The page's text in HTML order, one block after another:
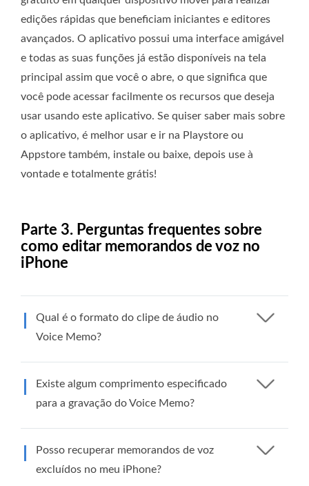
edições rápidas que beneficiam iniciantes e editores
avançados. O aplicativo possui uma interface amigável
e todas as suas funções já estão disponíveis na tela
principal assim que você o abre, o que significa que
você pode acessar facilmente os recursos que deseja
usar usando este aplicativo. Se quiser saber mais sobre
o aplicativo, é melhor usar e ir na Playstore ou
Appstore também, instale ou baixe, depois use à
vontade e totalmente grátis!
Parte 3. Perguntas frequentes sobre
como editar memorandos de voz no
iPhone
Qual é o formato do clipe de áudio no
Voice Memo?
Existe algum comprimento especificado
para a gravação do Voice Memo?
Posso recuperar memorandos de voz
excluídos no meu iPhone?